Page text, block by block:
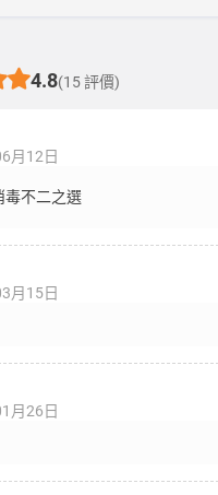
4.8(15 評價)
月12日
毒不二之選
月15日
月26日